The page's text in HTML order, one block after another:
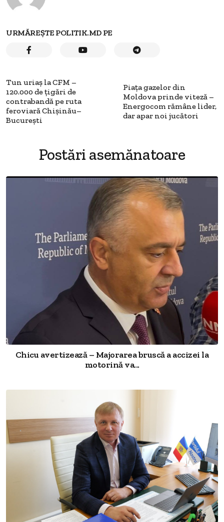
URMĂREȘTE POLITIK.MD PE
Tun uriaș la CFM –
120.000 de țigări de
contrabandă pe ruta
feroviară Chișinău–
București
Piața gazelor din
Moldova prinde viteză –
Energocom rămâne lider,
dar apar noi jucători
Postări asemănatoare
Chicu avertizează – Majorarea bruscă a accizei la
motorină va...